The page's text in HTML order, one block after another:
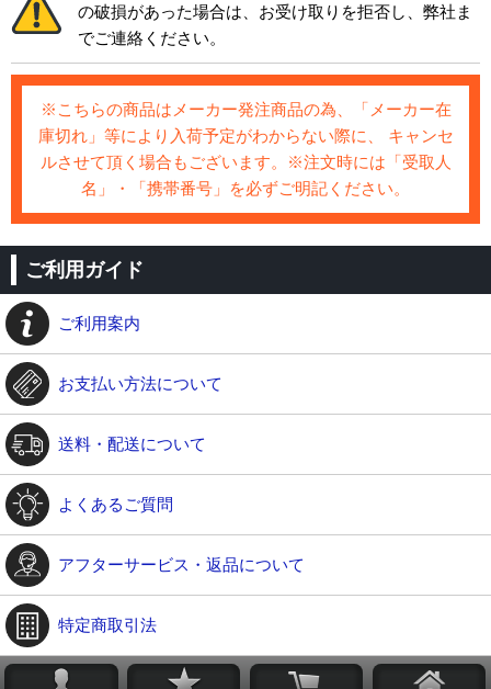
の破損があった場合は、お受け取りを拒否し、弊社ま
でご連絡ください。
※こちらの商品はメーカー発注商品の為、「メーカー在
庫切れ」等により入荷予定がわからない際に、 キャンセ
ルさせて頂く場合もございます。※注文時には「受取人
名」・「携帯番号」を必ずご明記ください。
ご利用ガイド
ご利用案内
お支払い方法について
送料・配送について
よくあるご質問
アフターサービス・返品について
特定商取引法